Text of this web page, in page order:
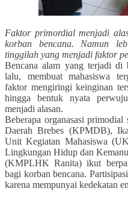
Faktor primordial menjadi
korban bencana. Namun
tinggilah yang menjadi faktor
Bencana alam yang terjadi di
lalu, membuat mahasiswa
faktor mengiringi keinginan
hingga bentuk nyata
menjadi alasan.
Beberapa organasasi
Daerah Brebes (KPMDB),
Unit Kegiatan Mahasiswa
Lingkungan Hidup dan
(KMPLHK Ranita) ikut
bagi korban bencana.
karena mempunyai kedekatan